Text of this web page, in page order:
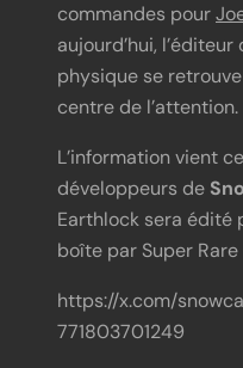
commandes pour
aujourd’hui,
physique se
centre de l’attention.
L’information vient
développeurs de
Earthlock sera édité
boîte par Super Rare
https://x.com/
771803701249